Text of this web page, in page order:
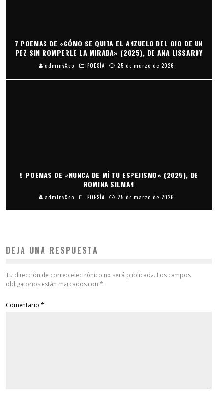
7 POEMAS DE «CÓMO SE QUITA EL ANZUELO DEL OJO DE UN
PEZ SIN ROMPERLE LA MIRADA» (2025), DE ANA LISSARDY
adminv&co POESÍA 25 de marzo de 2026
5 POEMAS DE «NUNCA DE MÍ TU ESPEJISMO» (2025), DE
ROMINA SILMAN
adminv&co POESÍA 25 de marzo de 2026
DEJA UNA RESPUESTA
Tu dirección de correo electrónico no será publicada. Los campos
obligatorios están marcados con *
Comentario *